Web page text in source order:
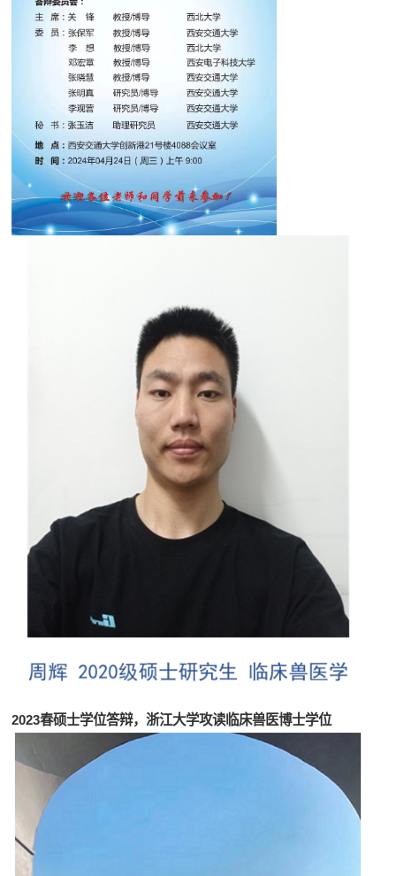
2023春硕士学位答辩，浙江大学攻读临床兽医博士学位